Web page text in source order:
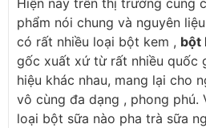
phẩm nói chung và nguyên
có rất nhiều loại bột kem , bột
gốc xuất xứ từ rất nhiều quốc
hiệu khác nhau, mang lại cho
vô cùng đa dạng , phong phú.
loại bột sữa nào pha trà sữa